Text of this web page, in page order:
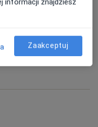
Zaakceptuj